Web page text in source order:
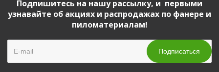
Подпишитесь на нашу рассылку, и первыми
узнавайте об акциях и распродажах по фанере и
пиломатериалам!